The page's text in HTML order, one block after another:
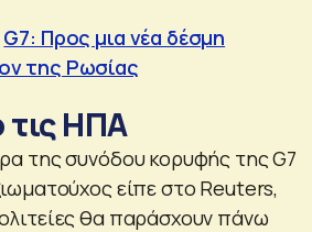
G7: Προς μια νέα δέσμη
της Ρωσίας
τις ΗΠΑ
της συνόδου κορυφής της G7
είπε στο Reuters,
θα παράσχουν πάνω